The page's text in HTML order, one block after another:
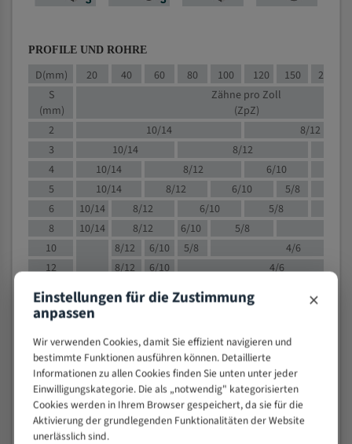
PROFILE UND ROHRE
D(mm) 20 40 60 80 100 120 150 200
S
(mm)
Zähne pro Zoll
(ZpZ)
2
10/14
8/12
3
10/14 8/12
4
10/14 8/12 6/10
5
10/14 8/12 6/10
5/8
6
10/14 8/12 6/10
5/8
8
10/14 8/12 6/10 5/8
10
8/12 6/10 5/8
4/6
12
8/12 6/10
4/6
8/12 6/10
20
4/6
50
4/5
80
> 100
VOLLMATERIAL
Einstellungen für die Zustimmung
anpassen ×
Wir verwenden Cookies, damit Sie effizient navigieren und
bestimmte Funktionen ausführen können. Detaillierte
Informationen zu allen Cookies finden Sie unten unter jeder
Einwilligungskategorie. Die als „notwendig" kategorisierten
Cookies werden in Ihrem Browser gespeichert, da sie für die
Aktivierung der grundlegenden Funktionalitäten der Website
unerlässlich sind.